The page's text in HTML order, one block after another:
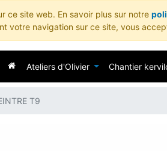
ce site web. En savoir plus sur notre
votre navigation sur ce site, vous
Ateliers d'Olivier Chantier
T9